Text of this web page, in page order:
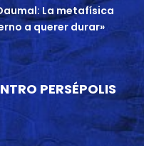
La metafísica
a querer durar»
PERSÉPOLIS